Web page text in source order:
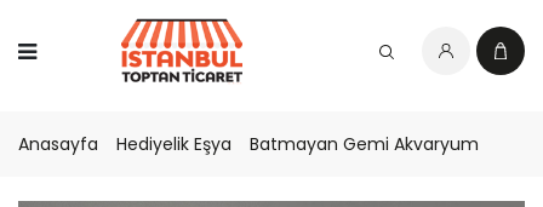
Anasayfa Hediyelik Eşya Batmayan Gemi Akvaryum